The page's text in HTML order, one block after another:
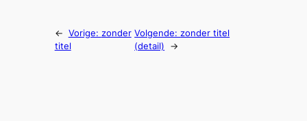
← Vorige: zonder
titel
Volgende:zonder titel
(detail)
→